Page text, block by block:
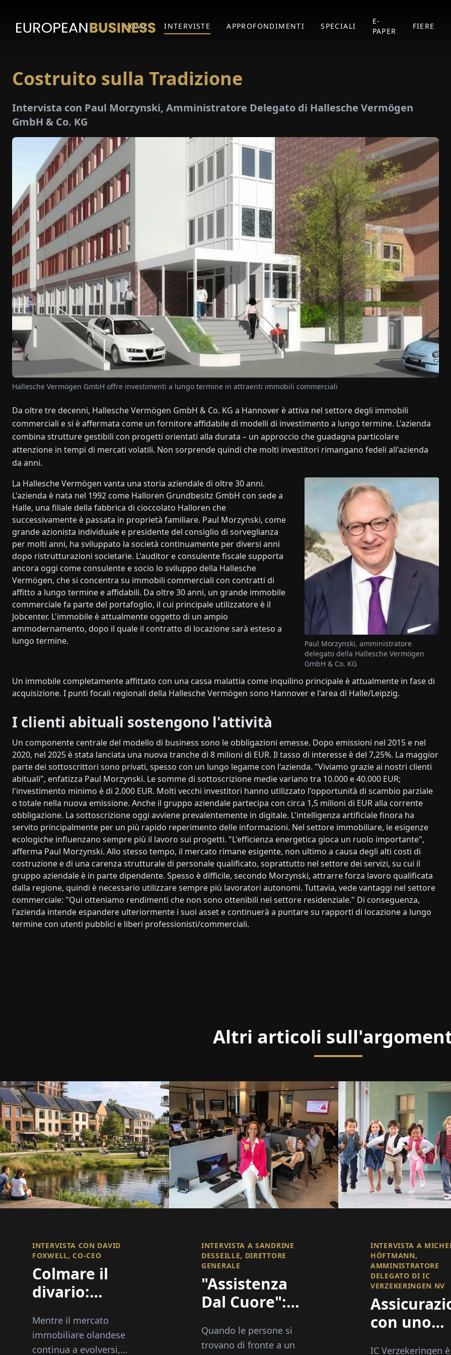
HOME INTERVISTE APPROFONDIMENTI SPECIALI
E-
PAPER
FIERE
Costruito sulla Tradizione
Intervista con Paul Morzynski, Amministratore Delegato di Hallesche Vermögen
GmbH & Co. KG
Hallesche Vermögen GmbH offre investimenti a lungo termine in attraenti immobili commerciali
Da oltre tre decenni, Hallesche Vermögen GmbH & Co. KG a Hannover è attiva nel settore degli immobili
commerciali e si è affermata come un fornitore affidabile di modelli di investimento a lungo termine. L'azienda
combina strutture gestibili con progetti orientati alla durata – un approccio che guadagna particolare
attenzione in tempi di mercati volatili. Non sorprende quindi che molti investitori rimangano fedeli all'azienda
da anni.
La Hallesche Vermögen vanta una storia aziendale di oltre 30 anni.
L'azienda è nata nel 1992 come Halloren Grundbesitz GmbH con sede a
Halle, una filiale della fabbrica di cioccolato Halloren che
successivamente è passata in proprietà familiare. Paul Morzynski, come
grande azionista individuale e presidente del consiglio di sorveglianza
per molti anni, ha sviluppato la società continuamente per diversi anni
dopo ristrutturazioni societarie. L'auditor e consulente fiscale supporta
ancora oggi come consulente e socio lo sviluppo della Hallesche
Vermögen, che si concentra su immobili commerciali con contratti di
affitto a lungo termine e affidabili. Da oltre 30 anni, un grande immobile
commerciale fa parte del portafoglio, il cui principale utilizzatore è il
Jobcenter. L'immobile è attualmente oggetto di un ampio
ammodernamento, dopo il quale il contratto di locazione sarà esteso a
lungo termine.
Paul Morzynski, amministratore
delegato della Hallesche Vermögen
GmbH & Co. KG
Un immobile completamente affittato con una cassa malattia come inquilino principale è attualmente in fase di
acquisizione. I punti focali regionali della Hallesche Vermögen sono Hannover e l'area di Halle/Leipzig.
I clienti abituali sostengono l'attività
Un componente centrale del modello di business sono le obbligazioni emesse. Dopo emissioni nel 2015 e nel
2020, nel 2025 è stata lanciata una nuova tranche di 8 milioni di EUR. Il tasso di interesse è del 7,25%. La maggior
parte dei sottoscrittori sono privati, spesso con un lungo legame con l'azienda. "Viviamo grazie ai nostri clienti
abituali", enfatizza Paul Morzynski. Le somme di sottoscrizione medie variano tra 10.000 e 40.000 EUR;
l'investimento minimo è di 2.000 EUR. Molti vecchi investitori hanno utilizzato l'opportunità di scambio parziale
o totale nella nuova emissione. Anche il gruppo aziendale partecipa con circa 1,5 milioni di EUR alla corrente
obbligazione. La sottoscrizione oggi avviene prevalentemente in digitale. L'intelligenza artificiale finora ha
servito principalmente per un più rapido reperimento delle informazioni. Nel settore immobiliare, le esigenze
ecologiche influenzano sempre più il lavoro sui progetti. "L'efficienza energetica gioca un ruolo importante",
afferma Paul Morzynski. Allo stesso tempo, il mercato rimane esigente, non ultimo a causa degli alti costi di
costruzione e di una carenza strutturale di personale qualificato, soprattutto nel settore dei servizi, su cui il
gruppo aziendale è in parte dipendente. Spesso è difficile, secondo Morzynski, attrarre forza lavoro qualificata
dalla regione, quindi è necessario utilizzare sempre più lavoratori autonomi. Tuttavia, vede vantaggi nel settore
commerciale: "Qui otteniamo rendimenti che non sono ottenibili nel settore residenziale." Di conseguenza,
l'azienda intende espandere ulteriormente i suoi asset e continuerà a puntare su rapporti di locazione a lungo
termine con utenti pubblici e liberi professionisti/commerciali.
Altri articoli
INTERVISTA CON DAVID
FOXWELL, CO-CEO
Colmare il
divario:
relazioni,
Opportunità
Mentre il mercato
immobiliare olandese
continua a evolversi,
INTERVISTA A SANDRINE
DESSEILLE, DIRETTORE
GENERALE
"Assistenza
Dal Cuore":
Momenti Che
Quando le persone si
trovano di fronte a un
INTERVISTA A
HÖFTMANN,
AMMINISTRATORE
DELEGATO DI IC
VERZEKERINGEN NV
con uno
IC Verzekeringen è